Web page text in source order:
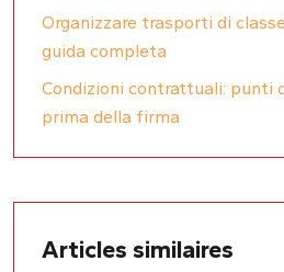
Organizzare trasporti di
guida completa
Condizioni contrattuali: punti
prima della firma
Articles similaires